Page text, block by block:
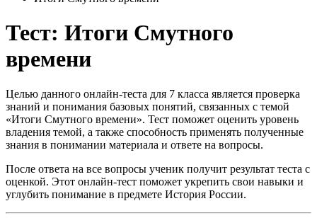
Тест: Итоги Смутного
времени
Целью данного онлайн-теста для 7 класса является проверка
знаний и понимания базовых понятий, связанных с темой
«Итоги Смутного времени». Тест поможет оценить уровень
владения темой, а также способность применять полученные
знания в понимании материала и ответе на вопросы.
После ответа на все вопросы ученик получит результат теста с
оценкой. Этот онлайн-тест поможет укрепить свои навыки и
углубить понимание в предмете История России.